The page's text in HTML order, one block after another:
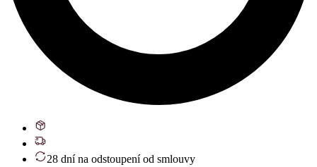
28 dní na odstoupení od smlouvy